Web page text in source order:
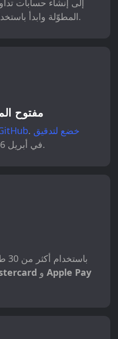
إلى إنشاء حسابات
المطوّلة وابدأ باستخدام العملات الرقمية فورًا.
مفتوح
. خضع لتدقيق
مستقل من CertiK في أبريل 2026.
Apple Pay